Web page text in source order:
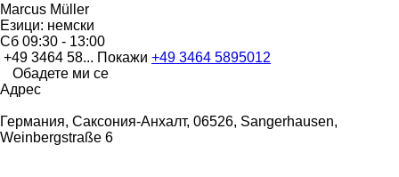
Marcus Müller
Езици: немски
Сб 09:30 - 13:00
+49 3464 58... Покажи +49 3464 5895012
Обадете ми се
Адрес
Германия, Саксония-Анхалт, 06526, Sangerhausen,
Weinbergstraße 6